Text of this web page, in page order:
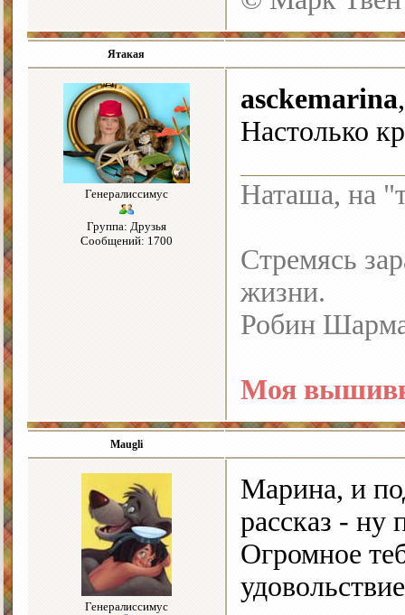
Ятакая
Генералиссимус
Группа: Друзья
Сообщений: 1700
asckemarina
Настолько
Наташа, на
Стремясь
жизни.
Робин
Моя
Maugli
Генералиссимус
Марина, и
рассказ -
Огромное